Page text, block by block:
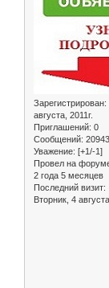
Зарегистрирован:
августа, 2011г.
Приглашений: 0
Сообщений: 20943
Уважение: [+1/-1]
Провел на
2 года 5 месяцев
Последний визит:
Вторник, 4